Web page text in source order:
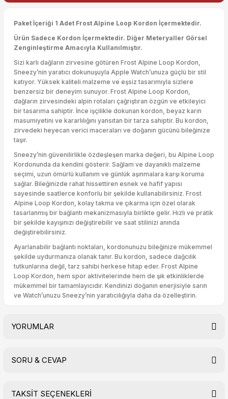
Paket İçeriği 1 Adet Frost Alpine Loop Kordon İçermektedir.
Ürün Sadece Kordon İçermektedir. Diğer Meteryaller Görsel
Zenginleştirme Amacıyla Kullanılmıştır.
Sizi karlı dağların zirvesine götüren Frost Alpine Loop Kordon,
Sneezy’nin yaratıcı dokunuşuyla Apple Watch’unuza güçlü bir stil
katıyor. Yüksek kaliteli malzeme ve eşsiz tasarımıyla sizlere
benzersiz bir deneyim sunuyor. Frost Alpine Loop Kordon,
dağların zirvesindeki alpin rotaları çağrıştıran özgün ve etkileyici
bir tasarıma sahiptir. İnce işçilikle dokunan kordon, beyaz karın
masumiyetini ve kararlılığını yansıtan bir tarza sahiptir. Bu kordon,
zirvedeki heyecan verici maceraları ve doğanın gücünü bileğinize
taşır.
Sneezy’nin güvenilirlikle özdeşleşen marka değeri, bu Alpine Loop
Kordonunda da kendini gösterir. Sağlam ve dayanıklı malzeme
seçimi, uzun ömürlü kullanım ve günlük aşınmalara karşı koruma
sağlar. Bileğinizde rahat hissettiren esnek ve hafif yapısı
sayesinde saatlerce konforlu bir şekilde kullanabilirsiniz. Frost
Alpine Loop Kordon, kolay takma ve çıkarma için özel olarak
tasarlanmış bir bağlantı mekanizmasıyla birlikte gelir. Hızlı ve pratik
bir şekilde kayışınızı değiştirebilir ve saat stilinizi anında
değiştirebilirsiniz.
Ayarlanabilir bağlantı noktaları, kordonunuzu bileğinize mükemmel
şekilde uydurmanıza olanak tanır. Bu kordon, sadece dağcılık
tutkunlarına değil, tarz sahibi herkese hitap eder. Frost Alpine
Loop Kordon, hem spor aktivitelerinde hem de şık etkinliklerde
mükemmel bir tamamlayıcıdır. Kendinizi doğanın enerjisiyle sarın
ve Watch’unuzu Sneezy’nin yaratıcılığıyla daha da özelleştirin.
YORUMLAR
SORU & CEVAP
TAKSİT SEÇENEKLERİ